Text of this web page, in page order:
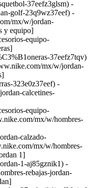
37eefz3glsm) -
golf-23q9wz37eef) -
mx/w/jordan-
y equipo]
equipo-
37eefz7tqv)
mx/w/jordan-
323e0z37eef) -
calcetines-
equipo-
mx/w/hombres-
calzado-
mx/w/hombres-
1]
1-aj85gznik1) -
rebajas-jordan-